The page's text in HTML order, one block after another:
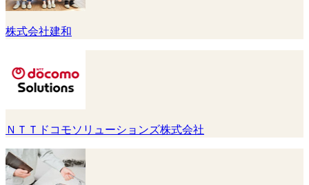
株式会社建和
ＮＴＴドコモソリューションズ株式会社